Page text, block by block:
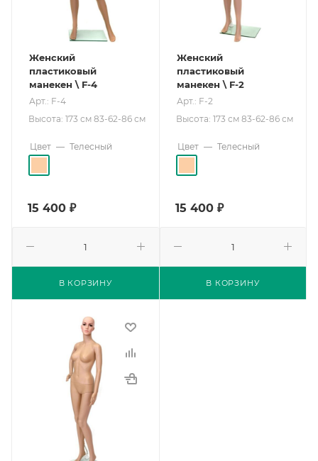
Женский
пластиковый
манекен \ F-4
Арт.: F-4
Высота: 173 см 83-62-86 см
В КОРЗИНУ
Цвет — Телесный
15 400 ₽
Женский
пластиковый
манекен \ F-2
Арт.: F-2
Высота: 173 см 83-62-86 см
В КОРЗИНУ
Цвет — Телесный
15 400₽